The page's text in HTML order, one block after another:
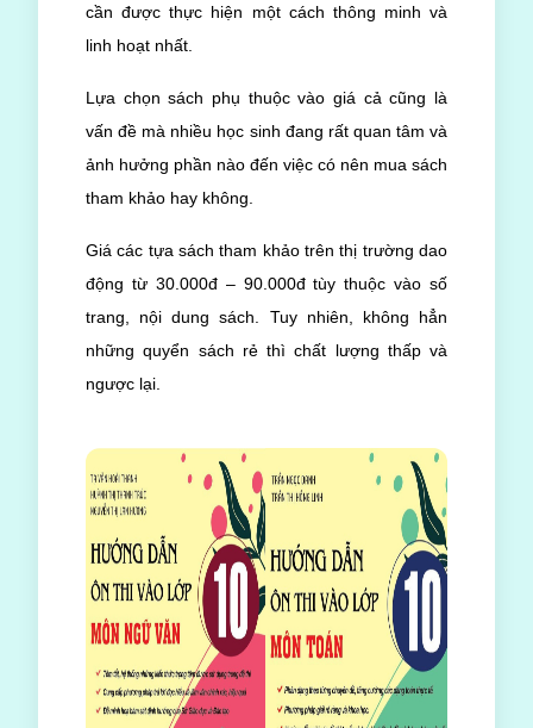
cần được thực hiện một cách thông minh và
linh hoạt nhất.
Lựa chọn sách phụ thuộc vào giá cả cũng là
vấn đề mà nhiều học sinh đang rất quan tâm và
ảnh hưởng phần nào đến việc có nên mua sách
tham khảo hay không.
Giá các tựa sách tham khảo trên thị trường dao
động từ 30.000đ – 90.000đ tùy thuộc vào số
trang, nội dung sách. Tuy nhiên, không hẳn
những quyển sách rẻ thì chất lượng thấp và
ngược lại.